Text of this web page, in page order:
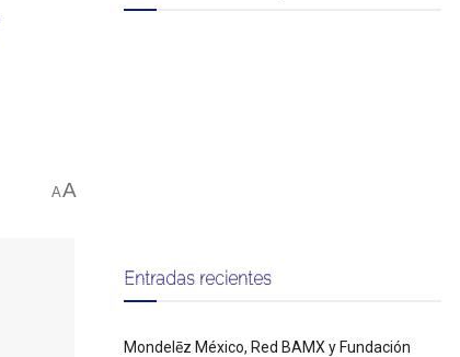
AA
Entradas recientes
Mondelēz México, Red BAMX y Fundación